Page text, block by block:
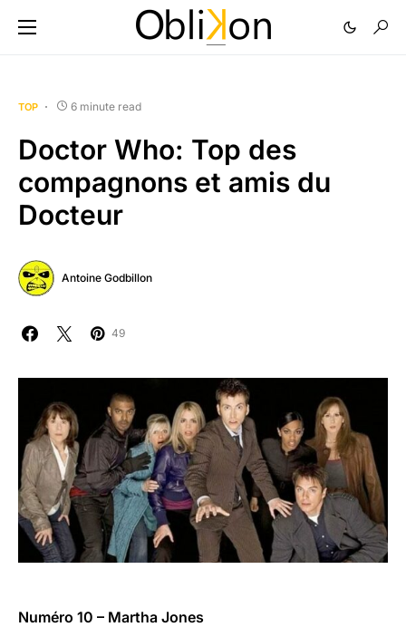
TOP 6 minute read
Doctor Who: Top des
compagnons et amis du
Docteur
Antoine Godbillon
49
Numéro 10 – Martha Jones